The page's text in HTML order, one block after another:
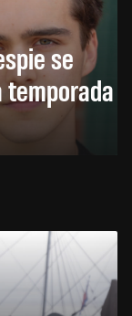
se
temporada